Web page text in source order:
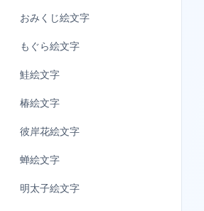
おみくじ絵文字
もぐら絵文字
鮭絵文字
椿絵文字
彼岸花絵文字
蝉絵文字
明太子絵文字